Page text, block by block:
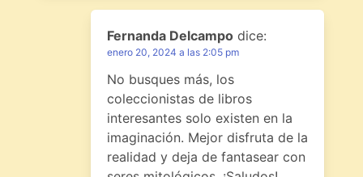
Fernanda Delcampo dice:
enero 20, 2024 a las 2:05 pm
No busques más, los
coleccionistas de libros
interesantes solo existen en la
imaginación. Mejor disfruta de la
realidad y deja de fantasear con